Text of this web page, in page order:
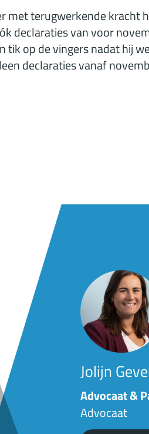
met terugwerkende kracht
declaraties van voor
tik op de vingers nadat hij
declaraties vanaf
Jolijn
Advocaat &
Advocaat